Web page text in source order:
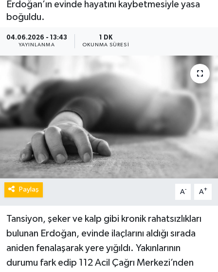
Erdoğan’ın evinde hayatını kaybetmesiyle yasa
boğuldu.
04.06.2026 - 13:43
YAYINLANMA
1 DK
OKUNMA SÜRESI
Paylaş A- A+
Tansiyon, şeker ve kalp gibi kronik rahatsızlıkları
bulunan Erdoğan, evinde ilaçlarını aldığı sırada
aniden fenalaşarak yere yığıldı. Yakınlarının
durumu fark edip 112 Acil Çağrı Merkezi’nden
Ekonomi
Haber Arşivi